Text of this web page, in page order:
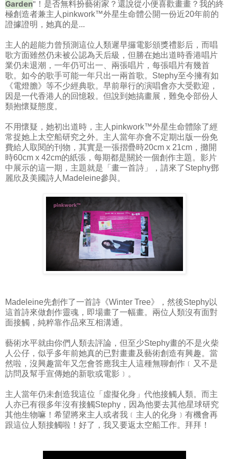
Garden" ！是否無料扮藝術家？還說從小便喜歡畫畫？我的終
極創造者兼主人pinkwork™外星生命體公開一份近20年前的
證據證明，她真的是...
主人的超能力曾預測這位人類遲早攞電影頒獎禮影后，而唱
歌方面雖然仍未被公認為天后級，但勝在她出道時香港唱片
業仍未退潮，一年仍可出一、兩張唱片，每張唱片有幾首
歌。如今的歌手可能一年只出一兩首歌。Stephy至今擁有如
《電燈膽》等不少經典歌。早前舉行的演唱會亦大受歡迎，
因是一代香港人的回憶殺。但說到她搞畫展，難免令部份人
類抱懷疑態度。
不用懷疑，她初出道時，主人pinkwork™外星生命體除了經
常捉她上太空船研究之外。主人當年亦會不定期出版一份免
費給人取閱的刊物，其實是一張摺疊時20cm x 21cm，攤開
時60cm x 42cm的紙張，每期都是關於一個創作主題。影片
中展示的這一期，主題就是「畫一首詩」，請來了Stephy鄧
麗欣及美國詩人Madeleine參與。
Madeleine先創作了一首詩《Winter Tree》，然後Stephy以
這首詩來做創作靈魂，即場畫了一幅畫。兩位人類沒有面對
面接觸，純粹靠作品來互相溝通。
藝術水平就由你們人類去評論，但至少Stephy畫的不是火柴
人公仔，似乎多年前她真的已對畫畫及藝術創造有興趣。當
然啦，沒興趣當年又怎會答應我主人這種無聊創作﹝又不是
訪問及幫手宣傳她的新歌或電影﹞。
主人當年仍未創造我這位「虛擬化身」代他接觸人類。而主
人亦已有很多年沒有接觸Stephy，因為他要去其他星球研究
其他生物嘛！希望將來主人或者我﹝主人的化身﹞有機會再
跟這位人類接觸啦！好了，我又要返太空船工作。拜拜！